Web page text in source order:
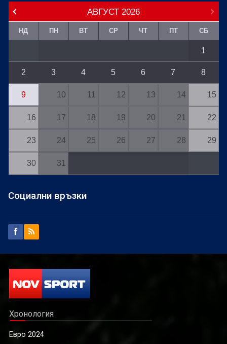
АВГУСТ 2026
НД ПН ВТ СР ЧТ ПТ СБ
1
2 3 4 5 6 7 8
9 10 11 12 13 14 15
16 17 18 19 20 21 22
23 24 25 26 27 28 29
30 31
Социални връзки
Хронология
Евро 2024